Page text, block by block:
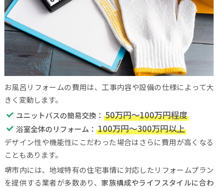
お風呂リフォームの費用は、工事内容や設備の仕様によって大
きく変動します。
ユニットバスの簡易交換： 50万円～100万円程度
浴室全体のリフォーム： 100万円～300万円以上
デザイン性や機能性にこだわった場合はさらに費用が高くなる
こともあります。
堺市内には、地域特有の住宅事情に対応したリフォームプラン
を提供する業者が多数あり、 家族構成やライフスタイルに合わ